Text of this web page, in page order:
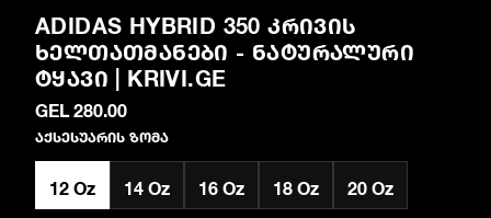
ADIDAS HYBRID 350 ᲙᲠᲘᲕᲘᲡ
ᲮᲔᲚᲗᲐᲗᲛᲐᲜᲔᲑᲘ - ᲜᲐᲢᲣᲠᲐᲚᲣᲠᲘ
ᲢᲧᲐᲕᲘ | KRIVI.GE
GEL 280.00
აქსესუარის ზომა
12 Oz 14 Oz 16 Oz 18 Oz 20 Oz